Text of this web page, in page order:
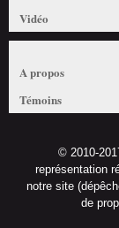
Vidéo
A propos
Témoins
© 2010-
représentation
notre site
de